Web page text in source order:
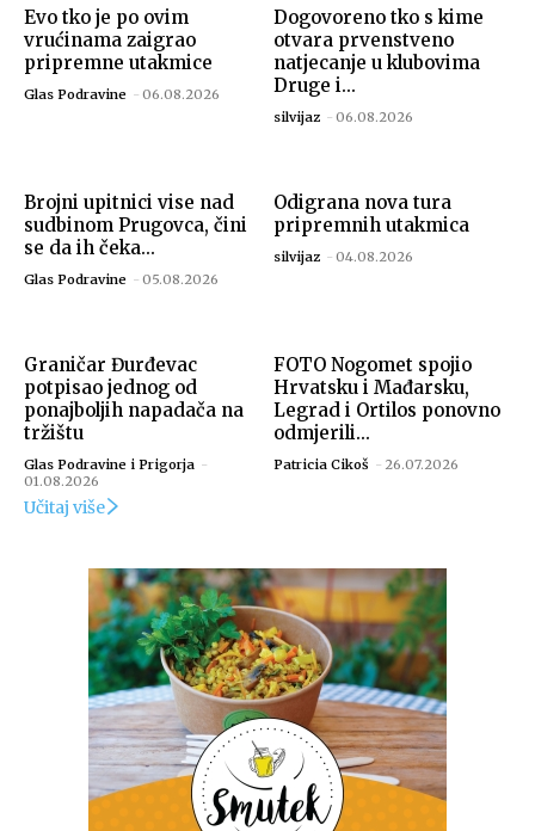
Evo tko je po ovim
vrućinama zaigrao
pripremne utakmice
Glas Podravine - 06.08.2026
Dogovoreno tko s kime
otvara prvenstveno
natjecanje u klubovima
Druge i...
silvijaz - 06.08.2026
Brojni upitnici vise nad
sudbinom Prugovca, čini
se da ih čeka...
Glas Podravine - 05.08.2026
Odigrana nova tura
pripremnih utakmica
silvijaz - 04.08.2026
Graničar Đurđevac
potpisao jednog od
ponajboljih napadača na
tržištu
Glas Podravine i Prigorja -
01.08.2026
FOTO Nogomet spojio
Hrvatsku i Mađarsku,
Legrad i Ortilos ponovno
odmjerili...
Patricia Cikoš - 26.07.2026
Učitaj više